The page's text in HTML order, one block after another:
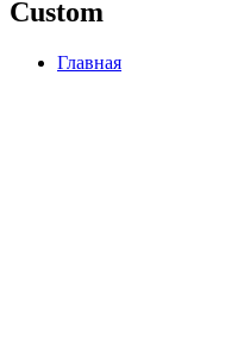
Custom
Главная